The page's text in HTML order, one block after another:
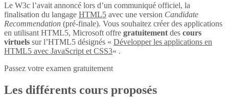
Le W3c l’avait annoncé lors d’un communiqué officiel, la
finalisation du langage HTML5 avec une version Candidate
Recommendation (pré-finale). Vous souhaitez créer des applications
en utilisant HTML5, Microsoft offre gratuitement des cours
virtuels sur l’HTML5 désignés « Développer les applications en
HTML5 avec JavaScript et CSS3« .
Passez votre examen gratuitement
Les différents cours proposés